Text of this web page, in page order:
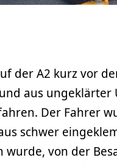
der A2 kurz vor
aus ungeklärter
Der Fahrer
schwer
wurde, von der